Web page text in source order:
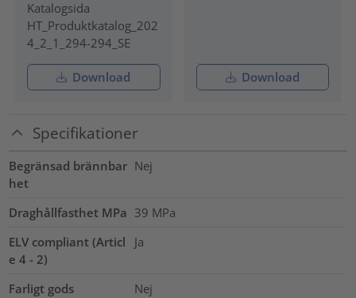
Katalogsida
HT_Produktkatalog_202
4_2_1_294-294_SE
Download Download
Specifikationer
Begränsad brännbar
het
Nej
Draghållfasthet MPa 39 MPa
ELV compliant (Articl
e 4 - 2)
Ja
Farligt gods
Nej